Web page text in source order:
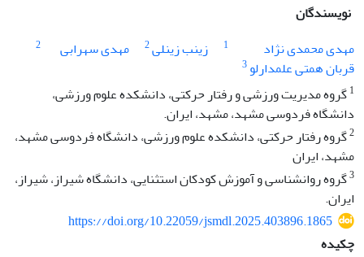
نویسندگان
مهدی محمدی نژاد
1 زینب زینلی2 مهدی سهرابی 2
قربان همتی علمدارلو3
1گروه مدیریت ورزشی و رفتار حرکتی، دانشکده علوم ورزشی،
دانشگاه فردوسی مشهد، مشهد، ایران.
2گروه رفتار حرکتی، دانشکده علوم ورزشی، دانشگاه فردوسی مشهد،
مشهد، ایران
3گروه روانشناسی و آموزش کودکان استثنایی، دانشگاه شیراز، شیراز،
ایران.
https://doi.org/10.22059/jsmdl.2025.403896.1865
چکیده